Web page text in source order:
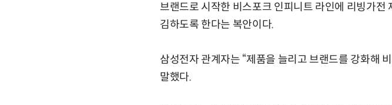
브랜드로 시작한 비스포크 인피니트 라인에 리빙가
김하도록 한다는 복안이다.
삼성전자 관계자는 “제품을 늘리고 브랜드를 강화해
말했다.